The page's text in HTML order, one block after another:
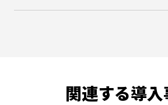
関連する導